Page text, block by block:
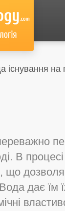
на
В
що
дає їм